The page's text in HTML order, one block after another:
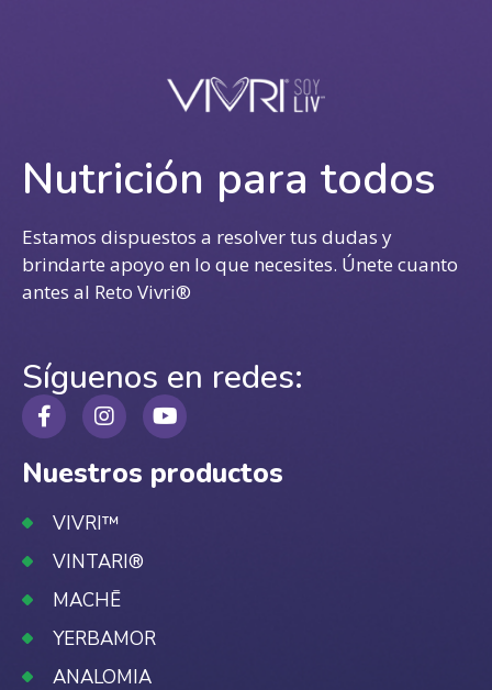
Nutrición para todos
Estamos dispuestos a resolver tus dudas y
brindarte apoyo en lo que necesites. Únete cuanto
antes al Reto Vivri®
Síguenos en redes:
Nuestros productos
VIVRI™
VINTARI®
MACHĒ
YERBAMOR
ANALOMIA